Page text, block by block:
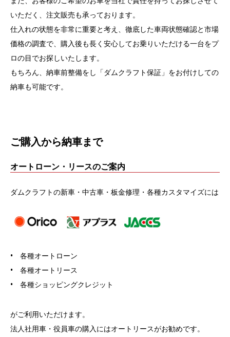
いただく、注文販売も承っております。
仕入れの状態を非常に重要と考え、徹底した車両状態確認と市場
価格の調査で、購入後も長く安心してお乗りいただける一台をプ
ロの目でお探しいたします。
もちろん、納車前整備をし「ダムクラフト保証」をお付けしての
納車も可能です。
ご購入から納車まで
オートローン・リースのご案内
ダムクラフトの新車・中古車・板金修理・各種カスタマイズには
• 各種オートローン
• 各種オートリース
• 各種ショッピングクレジット
がご利用いただけます。
法人社用車・役員車の購入にはオートリースがお勧めです。